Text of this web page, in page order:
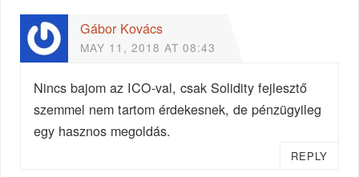
Gábor Kovács
MAY 11, 2018 AT 08:43
Nincs bajom az ICO-val, csak Solidity fejlesztő
szemmel nem tartom érdekesnek, de pénzügyileg
egy hasznos megoldás.
REPLY